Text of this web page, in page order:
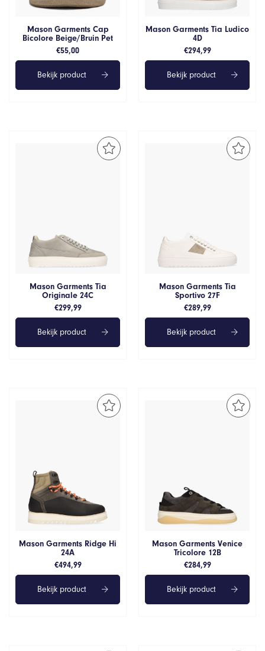
Mason Garments Cap
Bicolore Beige/Bruin Pet
€55,00
Bekijk product
Mason Garments Tia Ludico
4D
€294,99
Bekijk product
Mason Garments Tia
Originale 24C
€299,99
Bekijk product
Mason Garments Tia
Sportivo 27F
€289,99
Bekijk product
Mason Garments Ridge Hi
24A
€494,99
Bekijk product
Mason Garments Venice
Tricolore 12B
€284,99
Bekijk product